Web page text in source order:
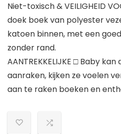
Niet-toxisch & VEILIGHEID
doek boek van polyester
katoen binnen, met een
zonder rand.
AANTREKKELIJKE □ Baby
aanraken, kijken ze voelen
aan te raken boeken en